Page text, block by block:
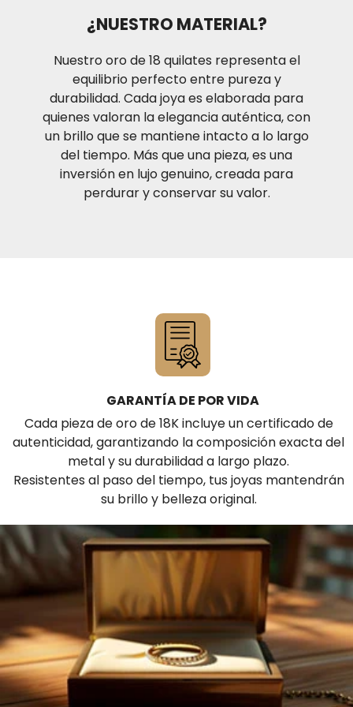
condiciones de operación normal. Recuerda que si
estas ubicado en la ciudad de Medellín te puedes
también acercar a nuestro punto de venta ubicado
Calle 48#53-39 Local 130
¿NUESTRO MATERIAL?
Nuestro oro de 18 quilates representa el
equilibrio perfecto entre pureza y
durabilidad. Cada joya es elaborada para
quienes valoran la elegancia auténtica, con
un brillo que se mantiene intacto a lo largo
del tiempo. Más que una pieza, es una
inversión en lujo genuino, creada para
perdurar y conservar su valor.
GARANTÍA DE POR VIDA
Cada pieza de oro de 18K incluye un certificado de
autenticidad, garantizando la composición exacta del
metal y su durabilidad a largo plazo.
Resistentes al paso del tiempo, tus joyas mantendrán
su brillo y belleza original.